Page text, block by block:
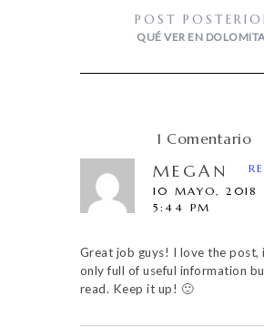
POST
QUÉ VER EN
1 Comentario
MEGAN
10 MAYO, 2018
5:44 PM
Great job guys! I love the post,
only full of useful information
read. Keep it up! 🙂